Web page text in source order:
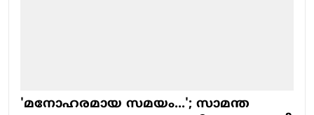
'മനോഹരമായ സമയം...'; സാമന്ത